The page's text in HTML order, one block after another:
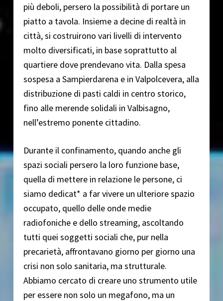
più deboli, persero la possibilità di portare un
piatto a tavola. Insieme a decine di realtà in
città, si costruirono vari livelli di intervento
molto diversificati, in base soprattutto al
quartiere dove prendevano vita. Dalla spesa
sospesa a Sampierdarena e in Valpolcevera, alla
distribuzione di pasti caldi in centro storico,
fino alle merende solidali in Valbisagno,
nell’estremo ponente cittadino.
Durante il confinamento, quando anche gli
spazi sociali persero la loro funzione base,
quella di mettere in relazione le persone, ci
siamo dedicat* a far vivere un ulteriore spazio
occupato, quello delle onde medie
radiofoniche e dello streaming, ascoltando
tutti quei soggetti sociali che, pur nella
precarietà, affrontavano giorno per giorno una
crisi non solo sanitaria, ma strutturale.
Abbiamo cercato di creare uno strumento utile
per essere non solo un megafono, ma un